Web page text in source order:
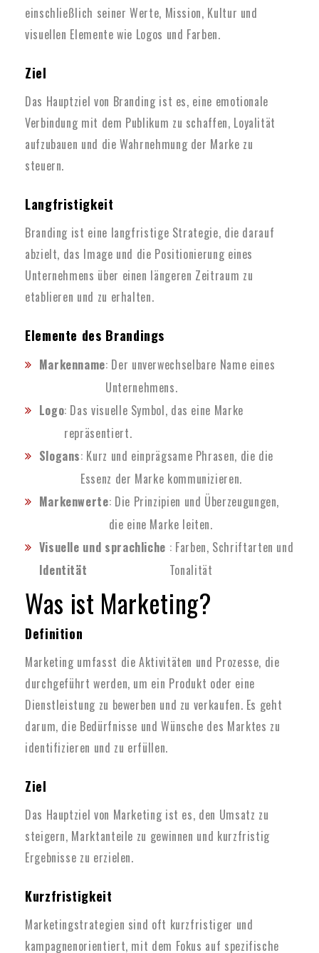
einschließlich seiner Werte, Mission, Kultur und
visuellen Elemente wie Logos und Farben.
Ziel
Das Hauptziel von Branding ist es, eine emotionale
Verbindung mit dem Publikum zu schaffen, Loyalität
aufzubauen und die Wahrnehmung der Marke zu
steuern.
Langfristigkeit
Branding ist eine langfristige Strategie, die darauf
abzielt, das Image und die Positionierung eines
Unternehmens über einen längeren Zeitraum zu
etablieren und zu erhalten.
Elemente des Brandings
Markenname: Der unverwechselbare Name eines
Unternehmens.
Logo: Das visuelle Symbol, das eine Marke
repräsentiert.
Slogans: Kurz und einprägsame Phrasen, die die
Essenz der Marke kommunizieren.
Markenwerte: Die Prinzipien und Überzeugungen,
die eine Marke leiten.
Visuelle und sprachliche
Identität
: Farben, Schriftarten und
Tonalität
Was ist Marketing?
Definition
Marketing umfasst die Aktivitäten und Prozesse, die
durchgeführt werden, um ein Produkt oder eine
Dienstleistung zu bewerben und zu verkaufen. Es geht
darum, die Bedürfnisse und Wünsche des Marktes zu
identifizieren und zu erfüllen.
Ziel
Das Hauptziel von Marketing ist es, den Umsatz zu
steigern, Marktanteile zu gewinnen und kurzfristig
Ergebnisse zu erzielen.
Kurzfristigkeit
Marketingstrategien sind oft kurzfristiger und
kampagnenorientiert, mit dem Fokus auf spezifische